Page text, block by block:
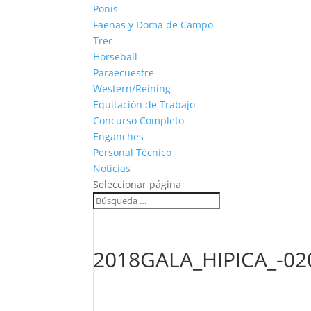
Ponis
Faenas y Doma de Campo
Trec
Horseball
Paraecuestre
Western/Reining
Equitación de Trabajo
Concurso Completo
Enganches
Personal Técnico
Noticias
Seleccionar página
2018GALA_HIPICA_-